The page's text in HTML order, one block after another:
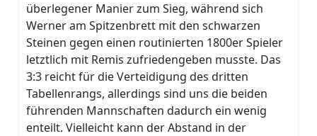
überlegener Manier zum Sieg, während sich
Werner am Spitzenbrett mit den schwarzen
Steinen gegen einen routinierten 1800er Spieler
letztlich mit Remis zufriedengeben musste. Das
3:3 reicht für die Verteidigung des dritten
Tabellenrangs, allerdings sind uns die beiden
führenden Mannschaften dadurch ein wenig
enteilt. Vielleicht kann der Abstand in der